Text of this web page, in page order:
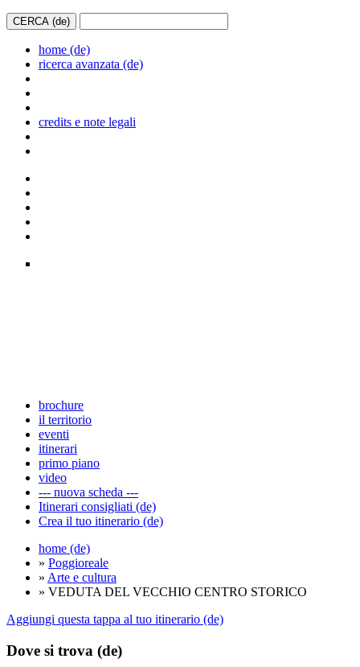
home (de)
ricerca avanzata (de)
credits e note legali
brochure
il territorio
eventi
itinerari
primo piano
video
--- nuova scheda ---
Itinerari consigliati (de)
Crea il tuo itinerario (de)
home (de)
» Poggioreale
» Arte e cultura
» VEDUTA DEL VECCHIO CENTRO STORICO
Aggiungi questa tappa al tuo itinerario (de)
Dove si trova (de)